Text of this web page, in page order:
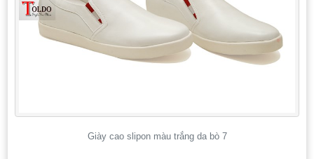
Giày cao slipon màu trắng da bò 7